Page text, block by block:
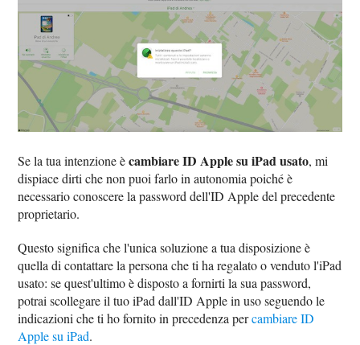
Se la tua intenzione ècambiare ID Apple su iPad usato, mi
dispiace dirti che non puoi farlo in autonomia poiché è
necessario conoscere la password dell'ID Apple del precedente
proprietario.
Questo significa che l'unica soluzione a tua disposizione è
quella di contattare la persona che ti ha regalato o venduto l'iPad
usato: se quest'ultimo è disposto a fornirti la sua password,
potrai scollegare il tuo iPad dall'ID Apple in uso seguendo le
indicazioni che ti ho fornito in precedenza percambiare ID
Apple su iPad.